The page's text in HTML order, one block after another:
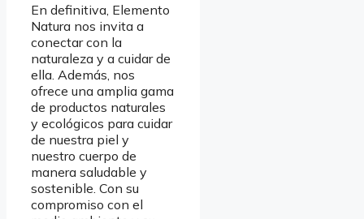
En definitiva, Elemento
Natura nos invita a
conectar con la
naturaleza y a cuidar de
ella. Además, nos
ofrece una amplia gama
de productos naturales
y ecológicos para cuidar
de nuestra piel y
nuestro cuerpo de
manera saludable y
sostenible. Con su
compromiso con el